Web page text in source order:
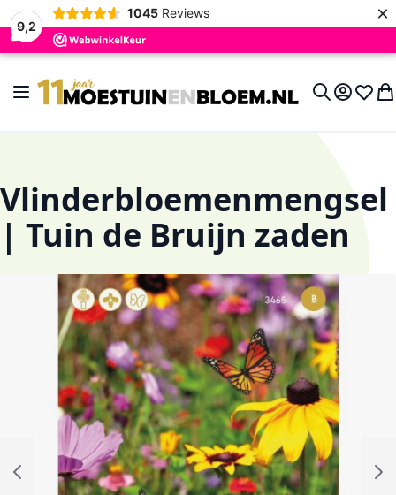
9,2
1045 Reviews ×
Toggle Nav
Account
Vlinderbloemenmengsel
| Tuin de Bruijn zaden